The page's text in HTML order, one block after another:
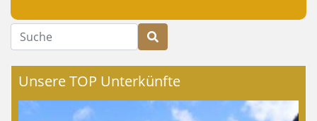
Suche
Unsere TOP Unterkünfte